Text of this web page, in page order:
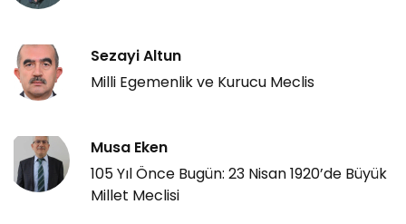
Sezayi Altun
Milli Egemenlik ve Kurucu Meclis
Musa Eken
105 Yıl Önce Bugün: 23 Nisan 1920’de Büyük
Millet Meclisi